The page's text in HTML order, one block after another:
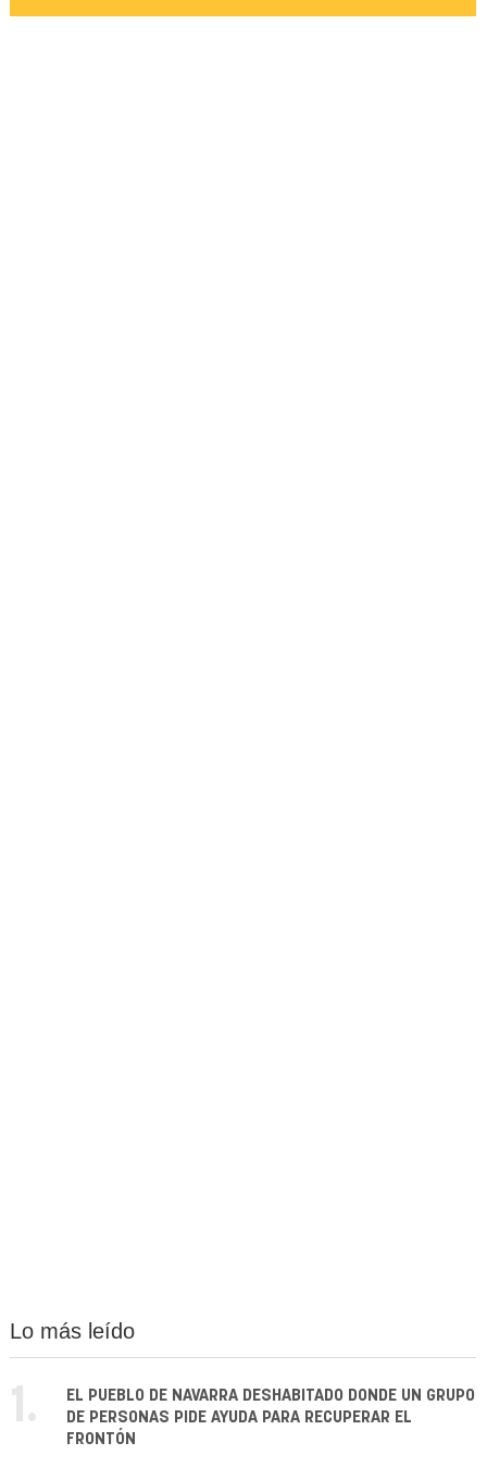
Lo más leído
1.
EL PUEBLO DE NAVARRA DESHABITADO DONDE UN GRUPO
DE PERSONAS PIDE AYUDA PARA RECUPERAR EL
FRONTÓN